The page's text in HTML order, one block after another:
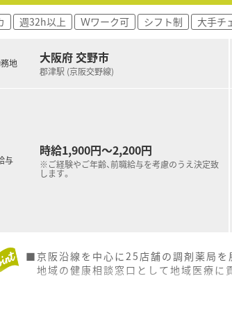
週32h以上 Ｗワーク可 シフト制 大手チ
地 大阪府 交野市
郡津駅 (京阪交野線)
与
時給1,900円～2,200円
※ご経験やご年齢、前職給与を考慮のうえ決定致
します。
■京阪沿線を中心に25店舗の調剤薬局を
地域の健康相談窓口として地域医療に